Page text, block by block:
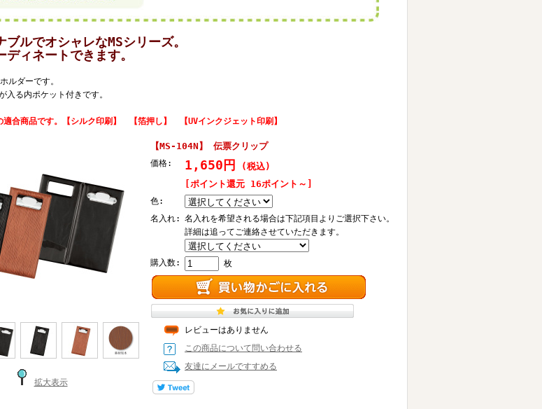
ブルでオシャレなMSシリーズ。
ディネートできます。
ルダーです。
入る内ポケット付きです。
適合商品です。【シルク印刷】 【箔押し】 【UVインクジェット印刷】
拡大表示
【MS-104N】 伝票クリップ
価格: 1,650円
(税込)
[ポイント還元 16ポイント～]
色:
名入れ: 名入れを希望される場合は下記項目よりご選択下さい。
詳細は追ってご連絡させていただきます。
購入数: 枚
レビューはありません
この商品について問い合わせる
友達にメールですすめる